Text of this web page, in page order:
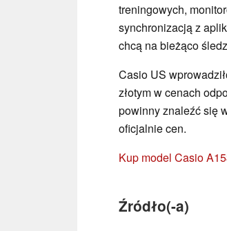
treningowych,
synchronizacją z
chcą na bieżąco
Casio US
złotym w cenach
powinny znaleźć się
oficjalnie cen.
Kup model Casio
Źródło(-a)